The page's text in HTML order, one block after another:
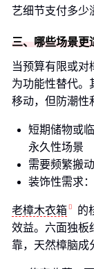
艺细节支付多少
三、哪些场景更
当预算有限或对
为功能性替代。
移动，但防潮性
短期储物或
永久性场景
需要频繁搬
装饰性需求
老樟木衣箱
的
效益。六面独板
靠，天然樟脑成